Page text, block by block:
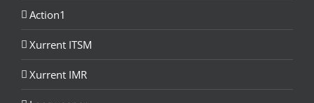
Action1
Xurrent ITSM
Xurrent IMR